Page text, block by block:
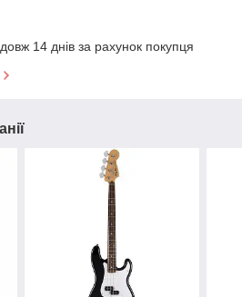
14 днів за рахунок покупця